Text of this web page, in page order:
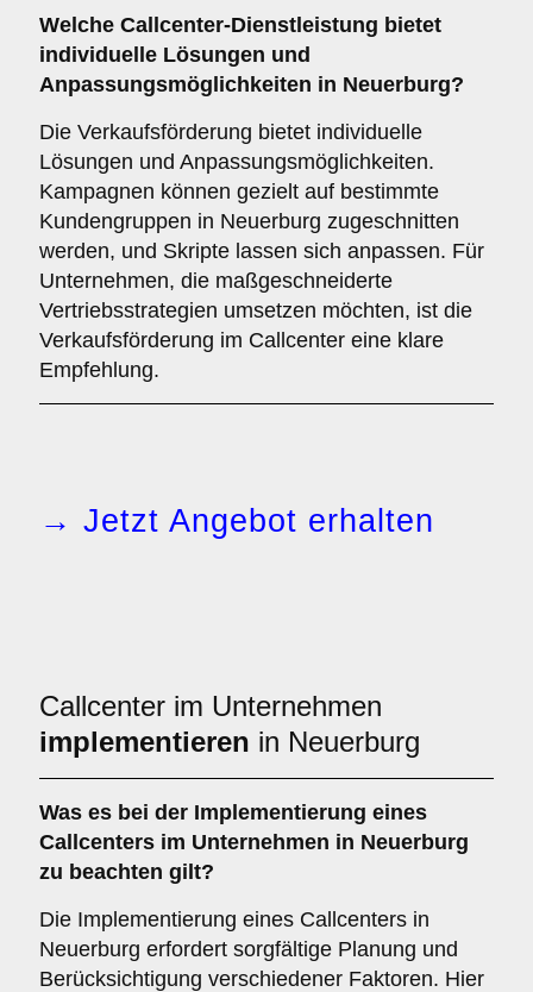
Welche Callcenter-Dienstleistung bietet
individuelle Lösungen und
Anpassungsmöglichkeiten in Neuerburg?
Die Verkaufsförderung bietet individuelle
Lösungen und Anpassungsmöglichkeiten.
Kampagnen können gezielt auf bestimmte
Kundengruppen in Neuerburg zugeschnitten
werden, und Skripte lassen sich anpassen. Für
Unternehmen, die maßgeschneiderte
Vertriebsstrategien umsetzen möchten, ist die
Verkaufsförderung im Callcenter eine klare
Empfehlung.
→ Jetzt Angebot erhalten
Callcenter im Unternehmen
implementieren in Neuerburg
Was es bei der Implementierung eines
Callcenters im Unternehmen in Neuerburg
zu beachten gilt?
Die Implementierung eines Callcenters in
Neuerburg erfordert sorgfältige Planung und
Berücksichtigung verschiedener Faktoren. Hier